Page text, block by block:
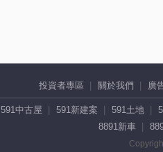
投資者專區 關於我們 廣
591中古屋 591新建案 591土地
8891新車